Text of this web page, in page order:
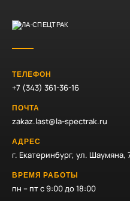
ТЕЛЕФОН
+7 (343) 361-36-16
ПОЧТА
zakaz.last@la-spectrak.ru
АДРЕС
г. Екатеринбург, ул.
ВРЕМЯ РАБОТЫ
пн – пт с 9:00 до 18:00